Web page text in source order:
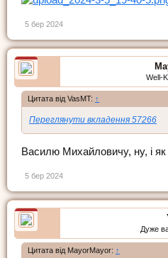
5 бер 2024
Well-
Цитата від VasMT: ↑
Переглянути вкладення 57266
Василю Михайловичу, ну, і
5 бер 2024
Дуже
Цитата від MayorMayor: ↑